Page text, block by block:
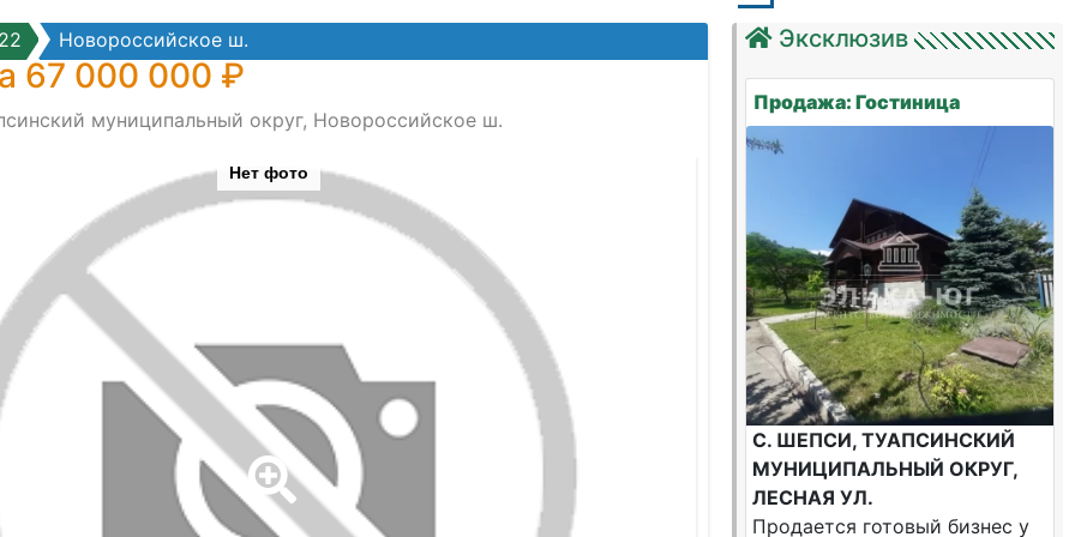
Новороссийское ш.
67 000 000 ₽
муниципальный округ, Новороссийское ш.
Нет фото
Эксклюзив
Продажа: Гостиница
С. ШЕПСИ, ТУАПСИНСКИЙ
МУНИЦИПАЛЬНЫЙ ОКРУГ,
ЛЕСНАЯ УЛ.
Продается готовый бизнес у